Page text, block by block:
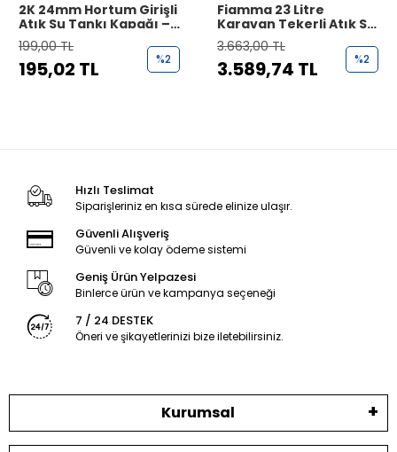
2K 24mm Hortum Girişli
Atık Su Tankı Kapağı –
Fiamma 23L İle Uyumlu
199,00 TL
195,02 TL %2
Fiamma 23 Litre
Karavan Tekerli Atık Su
Tankı
3.663,00 TL
3.589,74 TL %2
Hızlı Teslimat
Siparişleriniz en kısa sürede elinize ulaşır.
Güvenli Alışveriş
Güvenli ve kolay ödeme sistemi
Geniş Ürün Yelpazesi
Binlerce ürün ve kampanya seçeneği
7 / 24 DESTEK
Öneri ve şikayetlerinizi bize iletebilirsiniz.
Kurumsal